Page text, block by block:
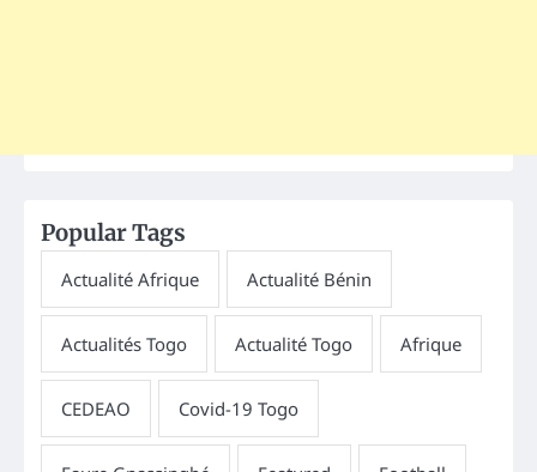
Popular Tags